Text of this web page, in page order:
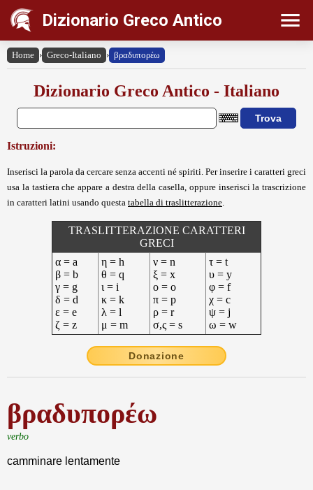
Dizionario Greco Antico
Home › Greco-Italiano › βραδυπορέω
Dizionario Greco Antico - Italiano
Istruzioni:
Inserisci la parola da cercare senza accenti né spiriti. Per inserire i caratteri greci
usa la tastiera che appare a destra della casella, oppure inserisci la trascrizione
in caratteri latini usando questa tabella di traslitterazione
TRASLITTERAZIONE CARATTERI
GRECI
α = a
β = b
γ = g
δ = d
ε = e
ζ = z
η = h
θ = q
ι = i
κ = k
λ = l
μ = m
ν = n
ξ = x
ο = o
π = p
ρ = r
σ,ς = s
τ = t
υ = y
φ = f
χ = c
ψ = j
ω = w
Donazione
βραδυπορέω
verbo
camminare lentamente